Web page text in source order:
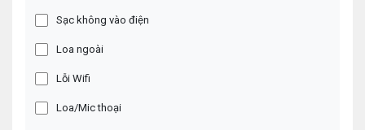
Sạc không vào điện
Loa ngoài
Lỗi Wifi
Loa/Mic thoại